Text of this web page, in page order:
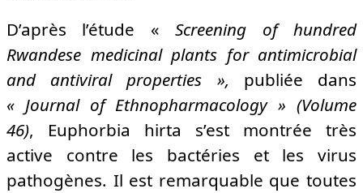
D’après l’étude «Screening of hundred
Rwandese medicinal plants for antimicrobial
and antiviral properties », publiée dans
« Journal of Ethnopharmacology » (Volume
46), Euphorbia hirta s’est montrée très
active contre les bactéries et les virus
pathogènes. Il est remarquable que toutes